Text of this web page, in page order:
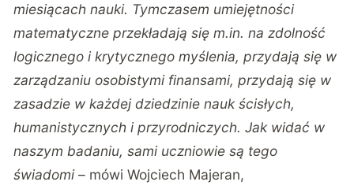
miesiącach nauki. Tymczasem umiejętności
matematyczne przekładają się m.in. na zdolność
logicznego i krytycznego myślenia, przydają się w
zarządzaniu osobistymi finansami, przydają się w
zasadzie w każdej dziedzinie nauk ścisłych,
humanistycznych i przyrodniczych. Jak widać w
naszym badaniu, sami uczniowie są tego
świadomi– mówi Wojciech Majeran,